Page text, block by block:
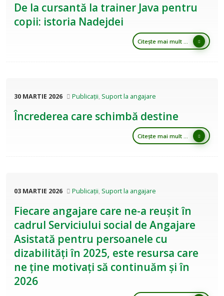
De la cursantă la trainer Java pentru
copii: istoria Nadejdei
Citește mai mult ...
30 MARTIE 2026 Publicații, Suport la angajare
Încrederea care schimbă destine
Citește mai mult ...
03 MARTIE 2026 Publicații, Suport la angajare
Fiecare angajare care ne-a reușit în
cadrul Serviciului social de Angajare
Asistată pentru persoanele cu
dizabilități în 2025, este resursa care
ne ține motivați să continuăm și în
2026